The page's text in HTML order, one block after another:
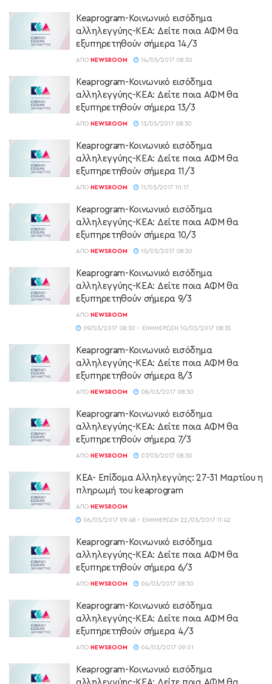
Keaprogram-Κοινωνικό εισόδημα
αλληλεγγύης-ΚΕΑ: Δείτε ποια ΑΦΜ θα
εξυπηρετηθούν σήμερα 14/3
ΑΠΌ NEWSROOM 14/03/2017 08:30
Keaprogram-Κοινωνικό εισόδημα
αλληλεγγύης-ΚΕΑ: Δείτε ποια ΑΦΜ θα
εξυπηρετηθούν σήμερα 13/3
ΑΠΌ NEWSROOM 13/03/2017 08:30
Keaprogram-Κοινωνικό εισόδημα
αλληλεγγύης-ΚΕΑ: Δείτε ποια ΑΦΜ θα
εξυπηρετηθούν σήμερα 11/3
ΑΠΌ NEWSROOM 11/03/2017 10:17
Keaprogram-Κοινωνικό εισόδημα
αλληλεγγύης-ΚΕΑ: Δείτε ποια ΑΦΜ θα
εξυπηρετηθούν σήμερα 10/3
ΑΠΌ NEWSROOM 10/03/2017 08:30
Keaprogram-Κοινωνικό εισόδημα
αλληλεγγύης-ΚΕΑ: Δείτε ποια ΑΦΜ θα
εξυπηρετηθούν σήμερα 9/3
ΑΠΌ NEWSROOM
09/03/2017 08:30 - ΕΝΗΜΈΡΩΣΗ 10/03/2017 08:35
Keaprogram-Κοινωνικό εισόδημα
αλληλεγγύης-ΚΕΑ: Δείτε ποια ΑΦΜ θα
εξυπηρετηθούν σήμερα 8/3
ΑΠΌ NEWSROOM 08/03/2017 08:30
Keaprogram-Κοινωνικό εισόδημα
αλληλεγγύης-ΚΕΑ: Δείτε ποια ΑΦΜ θα
εξυπηρετηθούν σήμερα 7/3
ΑΠΌ NEWSROOM 07/03/2017 08:30
ΚΕΑ- Επίδομα Αλληλεγγύης: 27-31 Μαρτίου η
πληρωμή του keaprogram
ΑΠΌ NEWSROOM
06/03/2017 09:48 - ΕΝΗΜΈΡΩΣΗ 22/03/2017 11:42
Keaprogram-Κοινωνικό εισόδημα
αλληλεγγύης-ΚΕΑ: Δείτε ποια ΑΦΜ θα
εξυπηρετηθούν σήμερα 6/3
ΑΠΌ NEWSROOM 06/03/2017 08:30
Keaprogram-Κοινωνικό εισόδημα
αλληλεγγύης-ΚΕΑ: Δείτε ποια ΑΦΜ θα
εξυπηρετηθούν σήμερα 4/3
ΑΠΌ NEWSROOM 04/03/2017 09:01
Keaprogram-Κοινωνικό εισόδημα